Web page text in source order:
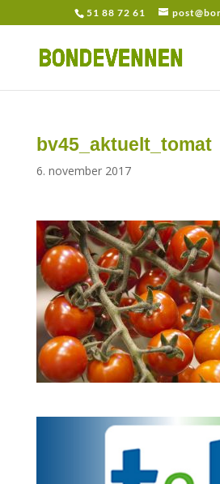
51 88 72 61
bv45_aktuelt_tomat
6. november 2017